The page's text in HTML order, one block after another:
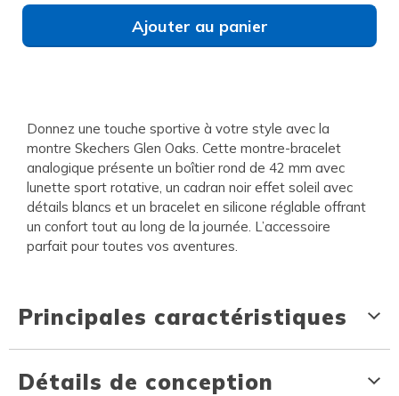
Ajouter au panier
Donnez une touche sportive à votre style avec la
montre Skechers Glen Oaks. Cette montre-bracelet
analogique présente un boîtier rond de 42 mm avec
lunette sport rotative, un cadran noir effet soleil avec
détails blancs et un bracelet en silicone réglable offrant
un confort tout au long de la journée. L’accessoire
parfait pour toutes vos aventures.
Principales caractéristiques
Détails de conception